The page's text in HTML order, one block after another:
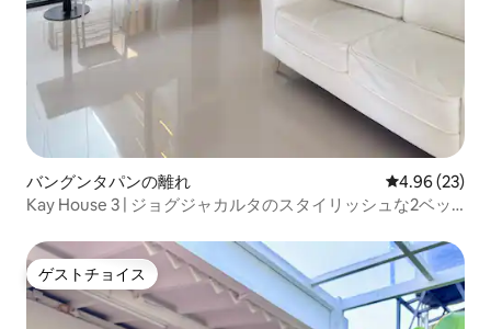
バングンタパンの離れ レビュー23
4.96 (23)
Kay House 3 | ジョグジャカルタのスタイリッシュな2ベッ
ゲストチョイス
ゲストチョイス